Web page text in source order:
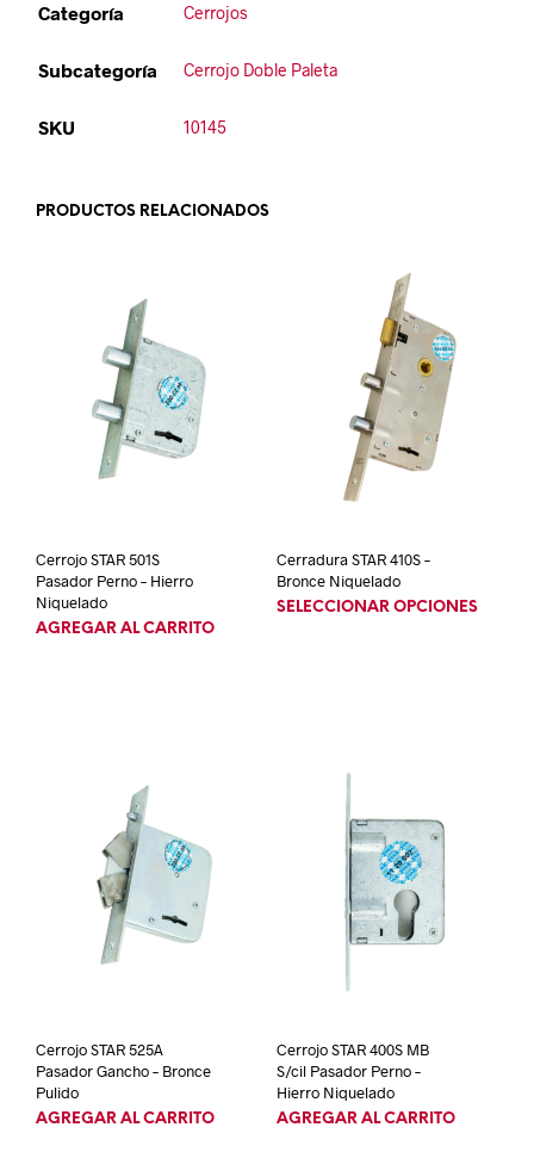
Categoría Cerrojos
Subcategoría Cerrojo Doble Paleta
SKU 10145
PRODUCTOS RELACIONADOS
Cerrojo STAR 501S
Pasador Perno – Hierro
Niquelado
AGREGAR AL CARRITO
Cerradura STAR 410S –
Bronce Niquelado
SELECCIONAR OPCIONES
Cerrojo STAR 525A
Pasador Gancho – Bronce
Pulido
AGREGAR AL CARRITO
Cerrojo STAR 400S MB
S/cil Pasador Perno –
Hierro Niquelado
AGREGAR AL CARRITO